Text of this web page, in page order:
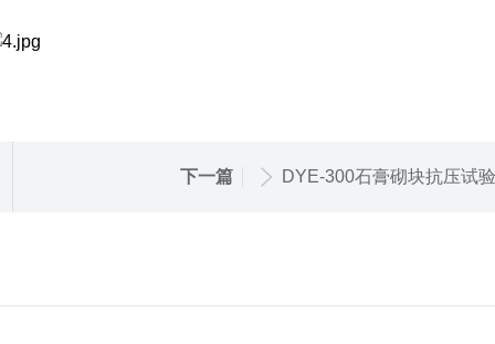
下一篇 DYE-300石膏砌块抗压试